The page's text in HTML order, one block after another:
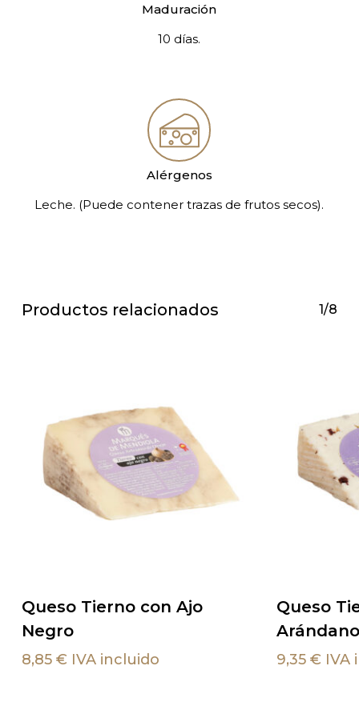
Maduración
10 días.
Alérgenos
Leche. (Puede contener trazas de frutos secos).
Productos relacionados 1/8
Seleccionar Opciones
producto
tiene
múltiples
Queso Tierno con Ajo
Negro
8,85 € IVA incluido
producto
tiene
múltiples
Queso
9,35€ IVA